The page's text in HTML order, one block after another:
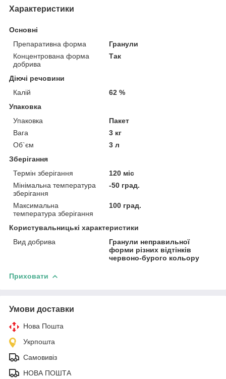
Характеристики
Основні
Препаративна форма
Гранули
Концентрована форма
добрива
Так
Діючі речовини
Калій
62 %
Упаковка
Упаковка
Пакет
Вага
3 кг
Об`єм
3 л
Зберігання
Термін зберігання
120 міс
Мінімальна температура
зберігання
-50 град.
Максимальна
температура зберігання
100 град.
Користувальницькі характеристики
Вид добрива
Гранули неправильної
форми різних відтінків
червоно-бурого кольору
Приховати
Умови доставки
Нова Пошта
Укрпошта
Самовивіз
НОВА ПОШТА